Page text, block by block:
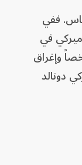
ففي
في
الكاريبي عن سقوط 11 شخصاً وإغراق
دونالد